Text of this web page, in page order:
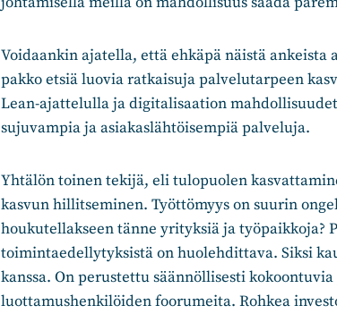
Voidaankin ajatella, että ehkäpä näistä
pakko etsiä luovia ratkaisuja palvelutarpeen
Lean-ajattelulla ja digitalisaation
sujuvampia ja asiakaslähtöisempiä palveluja.
Yhtälön toinen tekijä, eli tulopuolen
kasvun hillitseminen. Työttömyys on suurin
houkutellakseen tänne yrityksiä ja työpaikkoja?
toimintaedellytyksistä on huolehdittava. Siksi
kanssa. On perustettu säännöllisesti
luottamushenkilöiden foorumeita. Rohkea